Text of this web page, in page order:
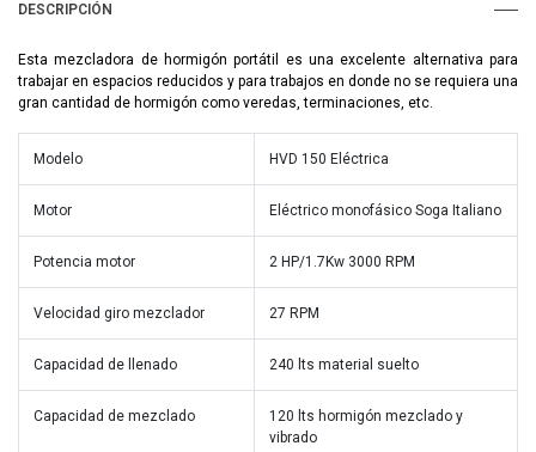
DESCRIPCIÓN
Esta mezcladora de hormigón portátil es una excelente alternativa para
trabajar en espacios reducidos y para trabajos en donde no se requiera una
gran cantidad de hormigón como veredas, terminaciones, etc.
Modelo HVD 150 Eléctrica
Motor Eléctrico monofásico Soga Italiano
Potencia motor 2 HP/1.7Kw 3000 RPM
Velocidad giro mezclador 27 RPM
Capacidad de llenado 240 lts material suelto
Capacidad de mezclado
120 lts hormigón mezclado y
vibrado